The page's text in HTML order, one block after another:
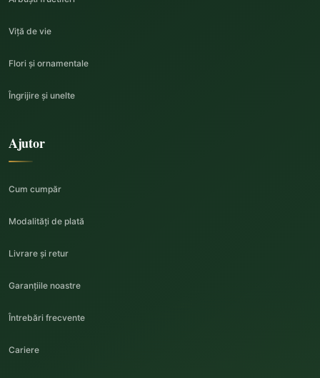
Viță de vie
Flori și ornamentale
Îngrijire și unelte
Ajutor
Cum cumpăr
Modalități de plată
Livrare și retur
Garanțiile noastre
Întrebări frecvente
Cariere